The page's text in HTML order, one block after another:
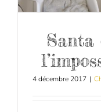
Santa
4 décembre 2017 |